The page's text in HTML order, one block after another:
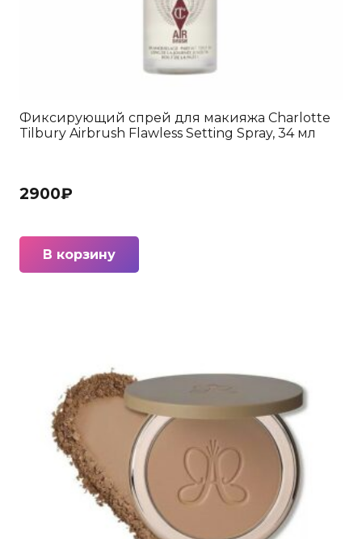
Фиксирующий спрей для макияжа Charlotte
Tilbury Airbrush Flawless Setting Spray, 34 мл
2900₽
В корзину